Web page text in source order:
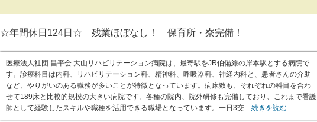
☆年間休日124日☆ 残業ほぼなし！ 保育所・寮完備！
医療法人社団 昌平会 大山リハビリテーション病院は、最寄駅をJR伯備線の岸本駅とする病院で
す。診療科目は内科、リハビリテーション科、精神科、呼吸器科、神経内科と、患者さんの介助
など、やりがいのある職務が多いことが特徴となっています。病床数も、それぞれの科目を合わ
せて189床と比較的規模の大きい病院です。各種の院内、院外研修も完備しており、これまで看護
師として経験したスキルや職種を活用できる職場となっています。一日3交... 続きを読む